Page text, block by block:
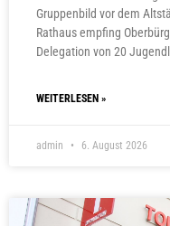
Gruppenbild vor dem
Rathaus empfing
Delegation von 20
WEITERLESEN »
admin 6. August 2026